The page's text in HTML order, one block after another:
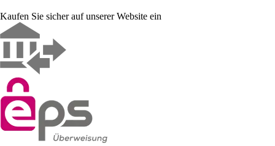
Kaufen Sie sicher auf unserer Website ein